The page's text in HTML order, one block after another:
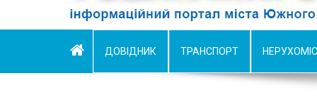
ДОВІДНИК ТРАНСПОРТ